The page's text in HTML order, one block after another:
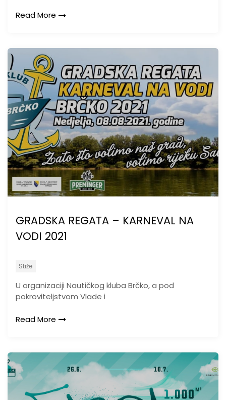
Read More
GRADSKA REGATA – KARNEVAL NA
VODI 2021
Stiže
U organizaciji Nautičkog kluba Brčko, a pod
pokroviteljstvom Vlade i
Read More